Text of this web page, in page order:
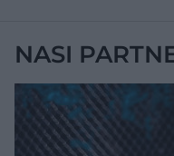
NASI